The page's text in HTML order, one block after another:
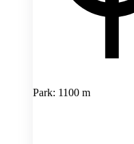
Park: 1100 m